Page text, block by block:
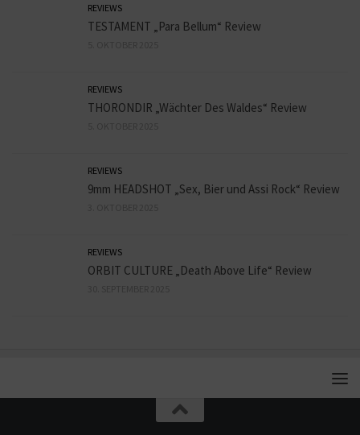
REVIEWS
TESTAMENT „Para Bellum“ Review
REVIEWS
THORONDIR „Wächter Des Waldes“ Review
REVIEWS
9mm HEADSHOT „Sex, Bier und Assi Rock“ Review
REVIEWS
ORBIT CULTURE „Death Above Life“ Review